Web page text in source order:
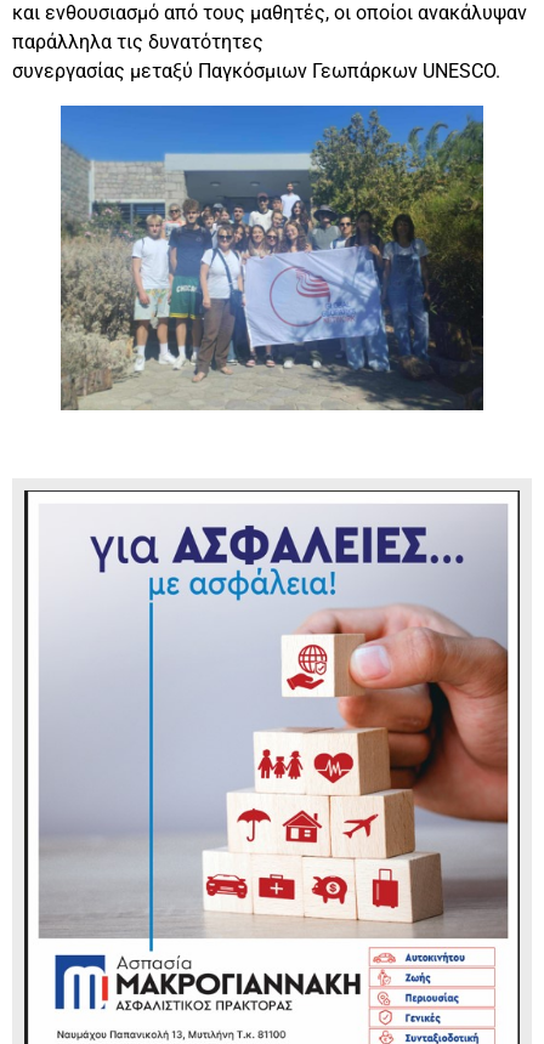
και ενθουσιασμό από τους μαθητές, οι οποίοι ανακάλυψαν
παράλληλα τις δυνατότητες
συνεργασίας μεταξύ Παγκόσμιων Γεωπάρκων UNESCO.